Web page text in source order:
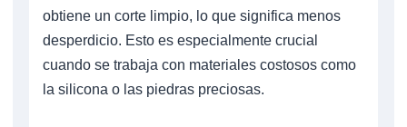
obtiene un corte limpio, lo que significa menos
desperdicio. Esto es especialmente crucial
cuando se trabaja con materiales costosos como
la silicona o las piedras preciosas.